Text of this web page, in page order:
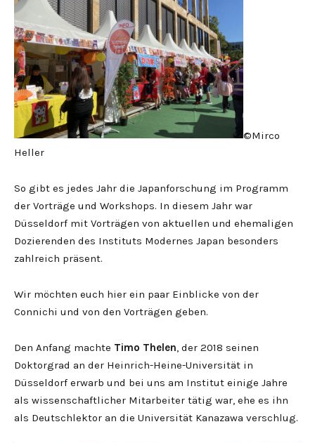
©Mirco
Heller
So gibt es jedes Jahr die Japanforschung im Programm
der Vorträge und Workshops. In diesem Jahr war
Düsseldorf mit Vorträgen von aktuellen und ehemaligen
Dozierenden des Instituts Modernes Japan besonders
zahlreich präsent.
Wir möchten euch hier ein paar Einblicke von der
Connichi und von den Vorträgen geben.
Den Anfang machte Timo Thelen, der 2018 seinen
Doktorgrad an der Heinrich-Heine-Universität in
Düsseldorf erwarb und bei uns am Institut einige Jahre
als wissenschaftlicher Mitarbeiter tätig war, ehe es ihn
als Deutschlektor an die Universität Kanazawa verschlug.